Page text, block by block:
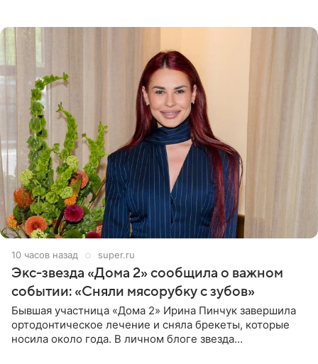
10 часов назад super.ru
Экс-звезда «Дома 2» сообщила о важном
событии: «Сняли мясорубку с зубов»
Бывшая участница «Дома 2» Ирина Пинчук завершила
ортодонтическое лечение и сняла брекеты, которые
носила около года. В личном блоге звезда